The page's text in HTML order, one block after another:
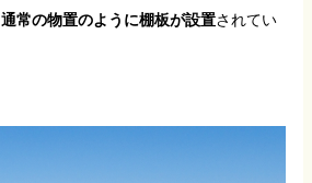
通常の物置のように棚板が設置されてい